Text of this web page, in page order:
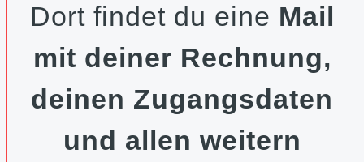
Dort findet du eine Mail
mit deiner Rechnung,
deinen Zugangsdaten
und allen weitern